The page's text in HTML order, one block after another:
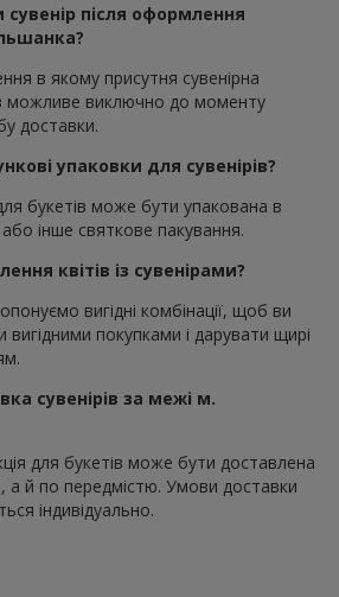
після оформлення
в якому присутня сувенірна
можливе виключно до моменту
доставки.
упаковки для сувенірів?
букетів може бути упакована в
інше святкове пакування.
квітів із сувенірами?
вигідні комбінації, щоб ви
покупками і дарувати щирі
сувенірів за межі м.
для букетів може бути доставлена
а й по передмістю. Умови доставки
індивідуально.